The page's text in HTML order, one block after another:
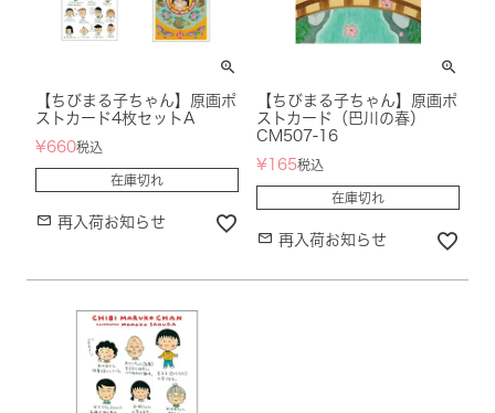
【ちびまる子ちゃん】原画ポ
ストカード4枚セットA
¥660税込
在庫切れ
再入荷お知らせ
【ちびまる子ちゃん】原画ポ
ストカード（巴川の春）
CM507-16
¥ 165税込
在庫切れ
再入荷お知らせ